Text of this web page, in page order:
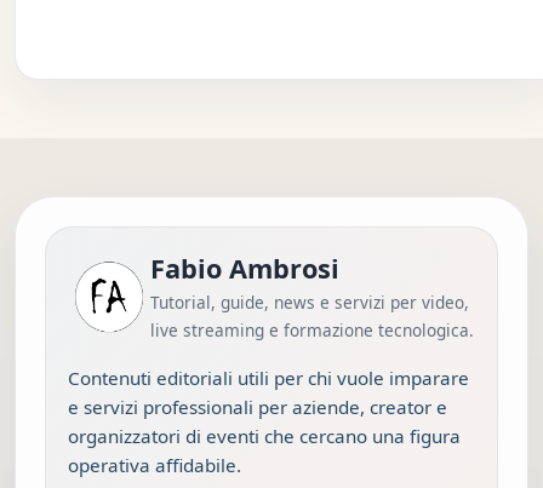
Fabio Ambrosi
Tutorial, guide, news e servizi per video,
live streaming e formazione tecnologica.
Contenuti editoriali utili per chi vuole imparare
e servizi professionali per aziende, creator e
organizzatori di eventi che cercano una figura
operativa affidabile.